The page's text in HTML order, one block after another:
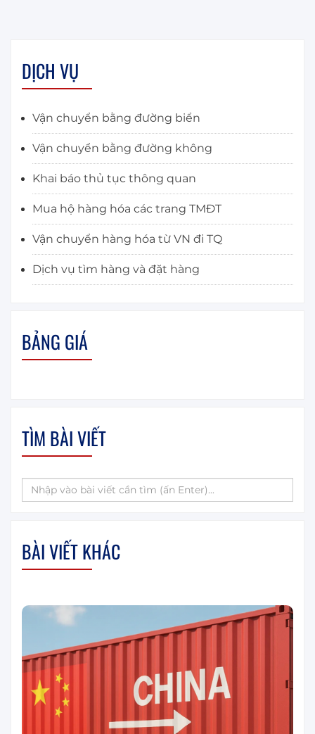
DỊCH VỤ
Vận chuyển bằng đường biển
Vận chuyển bằng đường không
Khai báo thủ tục thông quan
Mua hộ hàng hóa các trang TMĐT
Vận chuyển hàng hóa từ VN đi TQ
Dịch vụ tìm hàng và đặt hàng
BẢNG GIÁ
TÌM BÀI VIẾT
BÀI VIẾT KHÁC